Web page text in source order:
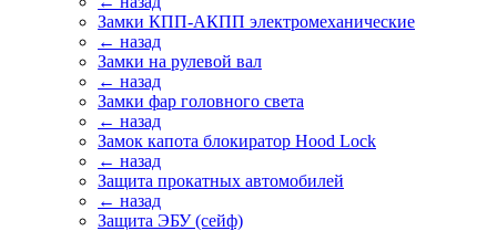
Замки КПП-АКПП электромеханические
← назад
Замки на рулевой вал
← назад
Замки фар головного света
← назад
Замок капота блокиратор Hood Lock
← назад
Защита прокатных автомобилей
← назад
Защита ЭБУ (сейф)